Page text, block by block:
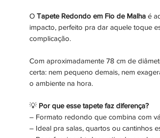
O Tapete Redondo em Fio de Malha é
impacto, perfeito pra dar aquele toque
complicação.
Com aproximadamente 78 cm de
certa: nem pequeno demais, nem
o ambiente na hora.
💡 Por que esse tapete faz diferença?
– Formato redondo que combina com
– Ideal pra salas, quartos ou cantinhos